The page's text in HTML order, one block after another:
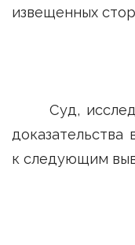
извещенных
Суд,
доказательства
к следующим